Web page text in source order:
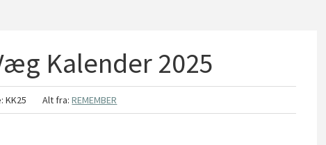
Kalender 2025
KK25 Alt fra:REMEMBER